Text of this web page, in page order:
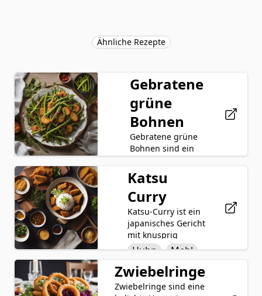
Ähnliche Rezepte
Gebratene
grüne
Bohnen
Gebratene grüne
Bohnen sind ein
knuspriges
Gericht, bei dem
frische grüne
Bohnen in einer
Mischung aus
Mehl, Ei und
Paniermehl
goldbraun frittiert
werden. Das
Ergebnis ist ein
Grüne
Bohnen
Mehl
Ei
Brösel
Pflanzenöl
Salz
Pfeffer
Katsu
Curry
Katsu-Curry ist ein
japanisches Gericht
mit knusprig
paniertem
Hühnchen, das mit
einer herzhaften
Currysoße serviert
wird. Das
Huhn
Mehl
Ei
Panko
Zwiebelringe
Zwiebelringe sind eine